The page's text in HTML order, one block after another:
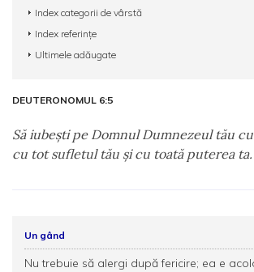
Index categorii de vârstă
Index referințe
Ultimele adăugate
DEUTERONOMUL 6:5
Să iubeşti pe Domnul Dumnezeul tău
cu tot sufletul tău şi cu toată puterea ta.
Un gând
Nu trebuie să alergi după fericire; ea e